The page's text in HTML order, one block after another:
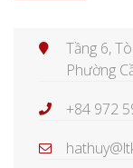
Tầng 6,
Phường
+84 972